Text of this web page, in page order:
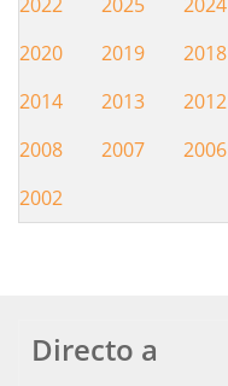
Hemeroteca
2020
2019 2018
2014
2013 2012
2008
2007 2006
2002
Directo a